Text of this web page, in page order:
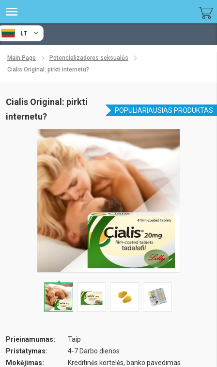
LT
Main Page
Potencializadores seksualūs
Cialis Original: pirkti internetu?
Cialis Original: pirkti
internetu?
Prieinamumas:
Taip
Pristatymas:
4-7 Darbo dienos
Mokėjimas:
Kreditinės kortelės, banko pavedimas
POPULIARIAUSIAS PRODUKTAS